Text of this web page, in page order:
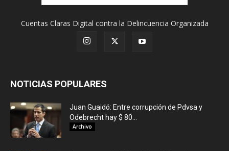
Cuentas Claras Digital contra la Delincuencia Organizada
NOTICIAS POPULARES
Juan Guaidó: Entre corrupción de Pdvsa y
Odebrecht hay $ 80...
Archivo